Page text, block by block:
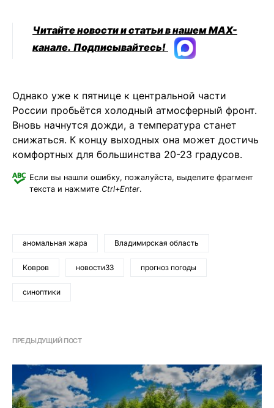
Читайте новости и статьи в нашем MAX-
канале. Подписывайтесь!
Однако уже к пятнице к центральной части
России пробьётся холодный атмосферный фронт.
Вновь начнутся дожди, а температура станет
снижаться. К концу выходных она может достичь
комфортных для большинства 20-23 градусов.
Если вы нашли ошибку, пожалуйста, выделите фрагмент
текста и нажмите Ctrl+Enter.
аномальная жара Владимирская область
Ковров новости33 прогноз погоды
синоптики
ПРЕДЫДУЩИЙ ПОСТ